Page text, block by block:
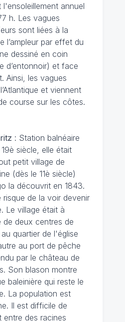
l'ensoleillement annuel
h. Les vagues
sont liées à la
l’ampleur par effet du
dessiné en coin
d’entonnoir) et face
Ainsi, les vagues
et viennent
course sur les côtes.
: Station balnéaire
siècle, elle était
petit village de
(dès le 11è siècle)
la découvrit en 1843.
risque de la voir devenir
Le village était à
deux centres de
quartier de l'église
au port de pêche
par le château de
Son blason montre
baleinière qui reste le
La population est
Il est difficile de
entre des racines